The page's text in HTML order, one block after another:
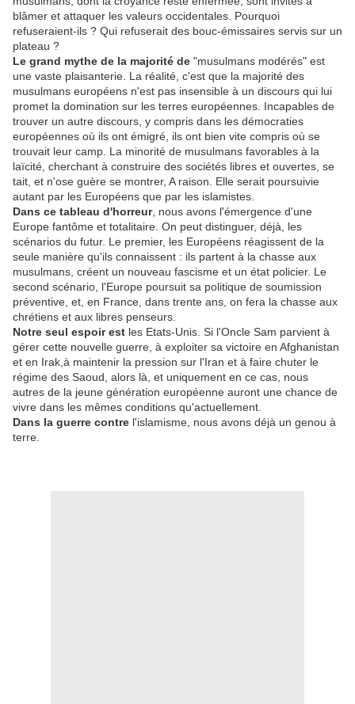
blâmer et attaquer les valeurs occidentales. Pourquoi
refuseraient-ils ? Qui refuserait des bouc-émissaires servis sur un
plateau ?
Le grand mythe de la majorité de "musulmans modérés" est
une vaste plaisanterie. La réalité, c'est que la majorité des
musulmans européens n'est pas insensible à un discours qui lui
promet la domination sur les terres européennes. Incapables de
trouver un autre discours, y compris dans les démocraties
européennes où ils ont émigré, ils ont bien vite compris où se
trouvait leur camp. La minorité de musulmans favorables à la
laïcité, cherchant à construire des sociétés libres et ouvertes, se
tait, et n'ose guère se montrer, A raison. Elle serait poursuivie
autant par les Européens que par les islamistes.
Dans ce tableau d'horreur, nous avons l'émergence d'une
Europe fantôme et totalitaire. On peut distinguer, déjà, les
scénarios du futur. Le premier, les Européens réagissent de la
seule manière qu'ils connaissent : ils partent à la chasse aux
musulmans, créent un nouveau fascisme et un état policier. Le
second scénario, l'Europe poursuit sa politique de soumission
préventive, et, en France, dans trente ans, on fera la chasse aux
chrétiens et aux libres penseurs.
Notre seul espoir est les Etats-Unis. Si l'Oncle Sam parvient à
gérer cette nouvelle guerre, à exploiter sa victoire en Afghanistan
et en Irak,à maintenir la pression sur l'Iran et à faire chuter le
régime des Saoud, alors là, et uniquement en ce cas, nous
autres de la jeune génération européenne auront une chance de
vivre dans les mêmes conditions qu'actuellement.
Dans la guerre contre l'islamisme, nous avons déjà un genou à
terre.